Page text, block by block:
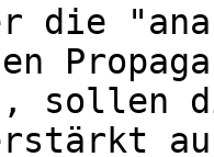
die
sollen